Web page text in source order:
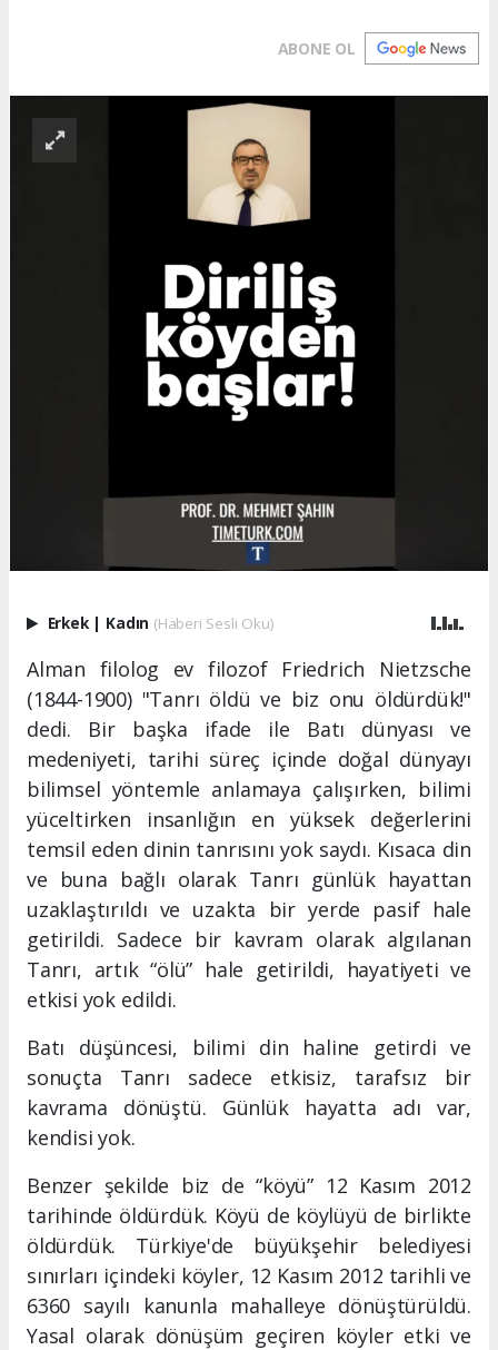
ABONE OL
Erkek | Kadın (Haberi Sesli Oku)
Alman filolog ev filozof Friedrich Nietzsche
(1844-1900) "Tanrı öldü ve biz onu öldürdük!"
dedi. Bir başka ifade ile Batı dünyası ve
medeniyeti, tarihi süreç içinde doğal dünyayı
bilimsel yöntemle anlamaya çalışırken, bilimi
yüceltirken insanlığın en yüksek değerlerini
temsil eden dinin tanrısını yok saydı. Kısaca din
ve buna bağlı olarak Tanrı günlük hayattan
uzaklaştırıldı ve uzakta bir yerde pasif hale
getirildi. Sadece bir kavram olarak algılanan
Tanrı, artık “ölü” hale getirildi, hayatiyeti ve
etkisi yok edildi.
Batı düşüncesi, bilimi din haline getirdi ve
sonuçta Tanrı sadece etkisiz, tarafsız bir
kavrama dönüştü. Günlük hayatta adı var,
kendisi yok.
Benzer şekilde biz de “köyü” 12 Kasım 2012
tarihinde öldürdük. Köyü de köylüyü de birlikte
öldürdük. Türkiye'de büyükşehir belediyesi
sınırları içindeki köyler, 12 Kasım 2012 tarihli ve
6360 sayılı kanunla mahalleye dönüştürüldü.
Yasal olarak dönüşüm geçiren köyler etki ve